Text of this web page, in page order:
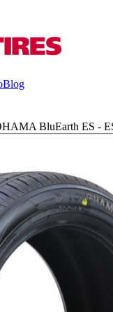
Blog
BluEarth ES -